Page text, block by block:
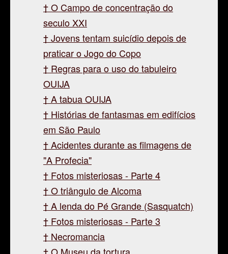
O Campo de concentração do
seculo XXI
Jovens tentam suicídio depois de
praticar o Jogo do Copo
Regras para o uso do tabuleiro
OUIJA
A tabua OUIJA
Histórias de fantasmas em edifícios
em São Paulo
Acidentes durante as filmagens de
"A Profecia"
Fotos misteriosas - Parte 4
O triângulo de Alcoma
A lenda do Pé Grande (Sasquatch)
Fotos misteriosas - Parte 3
Necromancia